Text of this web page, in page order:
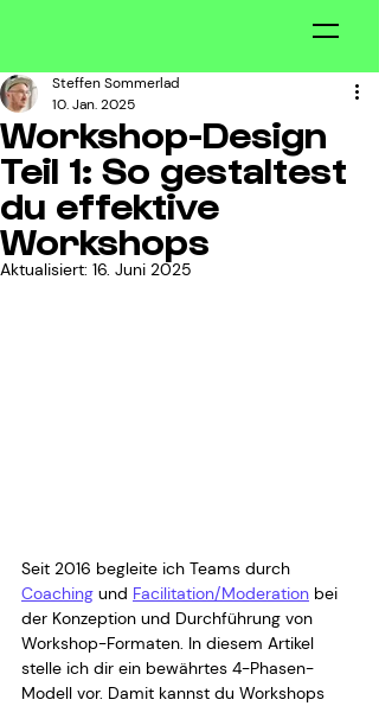
Workshop-Design
Teil 1: So gestaltest
du effektive
Workshops
Steffen Sommerlad
10. Jan. 2025
Aktualisiert: 16. Juni 2025
Seit 2016 begleite ich Teams durch
Coaching und Facilitation/Moderation bei
der Konzeption und Durchführung von
Workshop-Formaten. In diesem Artikel
stelle ich dir ein bewährtes 4-Phasen-
Modell vor. Damit kannst du Workshops